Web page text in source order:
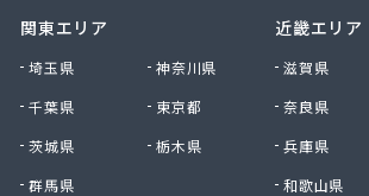
(株)川島商店
(株)相北商事
(株)大神設備工業
(株)大八 金沢充填所
(株)大八 港南ガスサービスセンター
関東エリア
埼玉県
神奈川県
千葉県
東京都
茨城県
栃木県
群馬県
近畿エリア
滋賀県
奈良県
兵庫県
和歌山県